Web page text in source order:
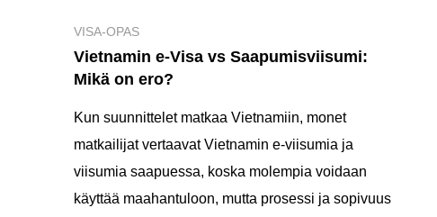
VISA-OPAS
Vietnamin e-Visa vs Saapumisviisumi:
Mikä on ero?
Kun suunnittelet matkaa Vietnamiin, monet
matkailijat vertaavat Vietnamin e-viisumia ja
viisumia saapuessa, koska molempia voidaan
käyttää maahantuloon, mutta prosessi ja sopivuus